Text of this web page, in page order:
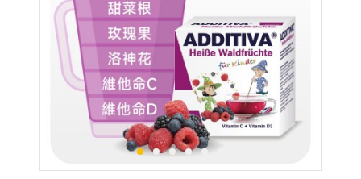
1 2 3 4 5
優質品牌
德風消息
所有訊息 營養知識 會員辦法
活動訊息
商品訊息